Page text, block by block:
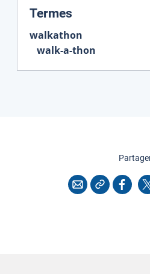
Termes
walkathon
walk-a-thon
CourrielCopier X